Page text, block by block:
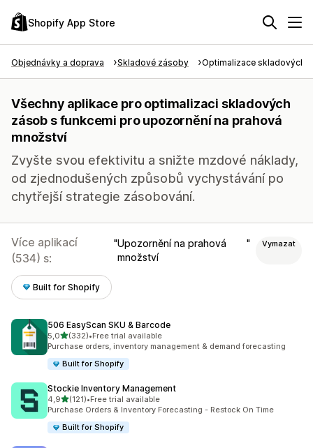
Shopify App Store
Objednávky a doprava Skladové zásoby Optimalizace skladových
Všechny aplikace pro optimalizaci skladových
zásob s funkcemi pro upozornění na prahová
množství
Zvyšte svou efektivitu a snižte mzdové náklady,
od zjednodušených způsobů vychystávání po
chytřejší strategie zásobování.
Více aplikací
(534) s:
Upozornění na prahová
množství
Vymazat
Built for Shopify
506 EasyScan SKU & Barcode
5,0z 5 hvězd
(332)
Celkový počet recenzí: 332
•Free trial available
Purchase orders, inventory management & demand forecasting
Built for Shopify
Stockie Inventory Management
4,9z 5 hvězd
(121)
Celkový počet recenzí: 121
•Free trial available
Purchase Orders & Inventory Forecasting - Restock On Time
Built for Shopify